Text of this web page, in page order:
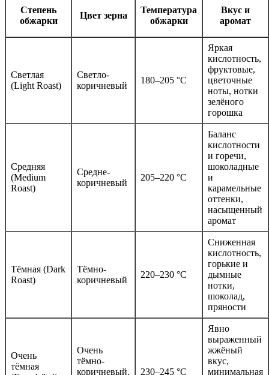
Степень
обжарки
Цвет зерна
Температура
обжарки
Вкус и
аромат
Светлая
(Light Roast)
Светло-
коричневый
180–205 °C
Яркая
кислотность,
фруктовые,
цветочные
ноты, нотки
зелёного
горошка
Средняя
(Medium
Roast)
Средне-
коричневый
205–220 °C
Баланс
кислотности
и горечи,
шоколадные
и
карамельные
оттенки,
насыщенный
аромат
Тёмная (Dark
Roast)
Тёмно-
коричневый
220–230 °C
Сниженная
кислотность,
горькие и
дымные
нотки,
шоколад,
пряности
Очень
тёмная
Очень
тёмно-
коричневый,
230–245 °C
Явно
выраженный
жжёный
вкус,
минимальная